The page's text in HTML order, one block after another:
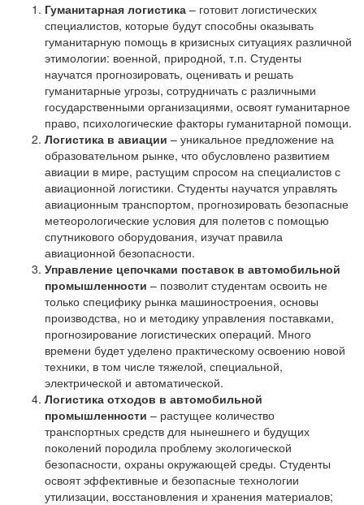
Гуманитарная логистика – готовит логистических
специалистов, которые будут способны оказывать
гуманитарную помощь в кризисных ситуациях различной
этимологии: военной, природной, т.п. Студенты
научатся прогнозировать, оценивать и решать
гуманитарные угрозы, сотрудничать с различными
государственными организациями, освоят гуманитарное
право, психологические факторы гуманитарной помощи.
Логистика в авиации – уникальное предложение на
образовательном рынке, что обусловлено развитием
авиации в мире, растущим спросом на специалистов с
авиационной логистики. Студенты научатся управлять
авиационным транспортом, прогнозировать безопасные
метеорологические условия для полетов с помощью
спутникового оборудования, изучат правила
авиационной безопасности.
Управление цепочками поставок в автомобильной
промышленности – позволит студентам освоить не
только специфику рынка машиностроения, основы
производства, но и методику управления поставками,
прогнозирование логистических операций. Много
времени будет уделено практическому освоению новой
техники, в том числе тяжелой, специальной,
электрической и автоматической.
Логистика отходов в автомобильной
промышленности – растущее количество
транспортных средств для нынешнего и будущих
поколений породила проблему экологической
безопасности, охраны окружающей среды. Студенты
освоят эффективные и безопасные технологии
утилизации, восстановления и хранения материалов;